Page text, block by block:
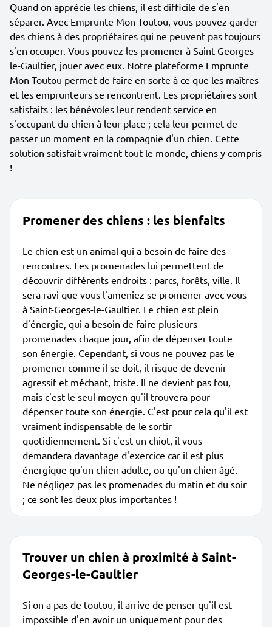
Quand on apprécie les chiens, il est difficile de s'en
séparer. Avec Emprunte Mon Toutou, vous pouvez garder
des chiens à des propriétaires qui ne peuvent pas toujours
s'en occuper. Vous pouvez les promener à Saint-Georges-
le-Gaultier, jouer avec eux. Notre plateforme Emprunte
Mon Toutou permet de faire en sorte à ce que les maîtres
et les emprunteurs se rencontrent. Les propriétaires sont
satisfaits : les bénévoles leur rendent service en
s'occupant du chien à leur place ; cela leur permet de
passer un moment en la compagnie d'un chien. Cette
solution satisfait vraiment tout le monde, chiens y compris
!
Promener des chiens : les bienfaits
Le chien est un animal qui a besoin de faire des
rencontres. Les promenades lui permettent de
découvrir différents endroits : parcs, forêts, ville. Il
sera ravi que vous l'ameniez se promener avec vous
à Saint-Georges-le-Gaultier. Le chien est plein
d'énergie, qui a besoin de faire plusieurs
promenades chaque jour, afin de dépenser toute
son énergie. Cependant, si vous ne pouvez pas le
promener comme il se doit, il risque de devenir
agressif et méchant, triste. Il ne devient pas fou,
mais c'est le seul moyen qu'il trouvera pour
dépenser toute son énergie. C'est pour cela qu'il est
vraiment indispensable de le sortir
quotidiennement. Si c'est un chiot, il vous
demandera davantage d'exercice car il est plus
énergique qu'un chien adulte, ou qu'un chien âgé.
Ne négligez pas les promenades du matin et du soir
; ce sont les deux plus importantes !
Trouver un chien à proximité à Saint-
Georges-le-Gaultier
Si on a pas de toutou, il arrive de penser qu'il est
impossible d'en avoir un uniquement pour des